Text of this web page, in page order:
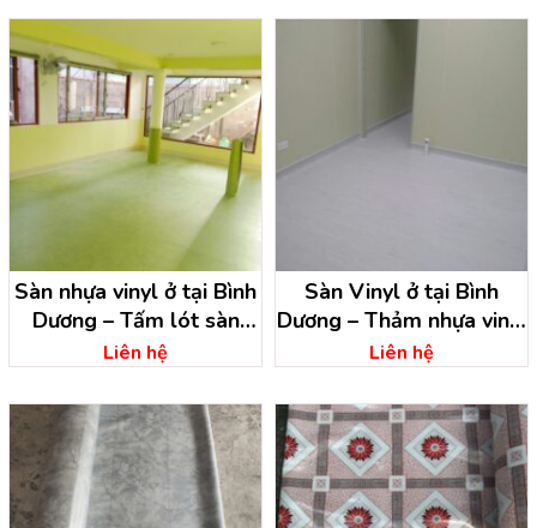
Sàn nhựa vinyl ở tại Bình
Dương – Tấm lót sàn
vinyl Bình Dương
Liên hệ
Sàn Vinyl ở tại Bình
Dương – Thảm nhựa vinyl
kháng khuẩn
Liên hệ